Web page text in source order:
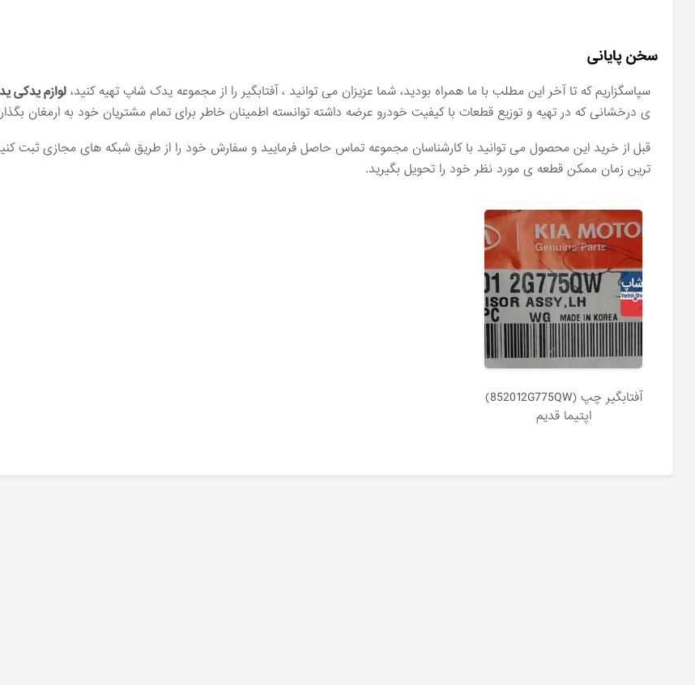
سخن پایانی
سپاسگزاریم که تا آخر این مطلب با ما همراه بودید، شما عزیزان می توانید ، آفتابگیر را از مجموعه یدک شاپ تهیه کنید،لوازم یدکی
ی درخشانی که در تهیه و توزیع قطعات با کیفیت خودرو عرضه داشته توانسته اطمینان خاطر برای تمام مشتریان خود به ارمغان
قبل از خرید این محصول می توانید با کارشناسان مجموعه تماس حاصل فرمایید و سفارش خود را از طریق شبکه های مجازی ثبت
ترین زمان ممکن قطعه ی مورد نظر خود را تحویل بگیرید.
آفتابگير چپ (852012G775QW)
اپتیما قدیم